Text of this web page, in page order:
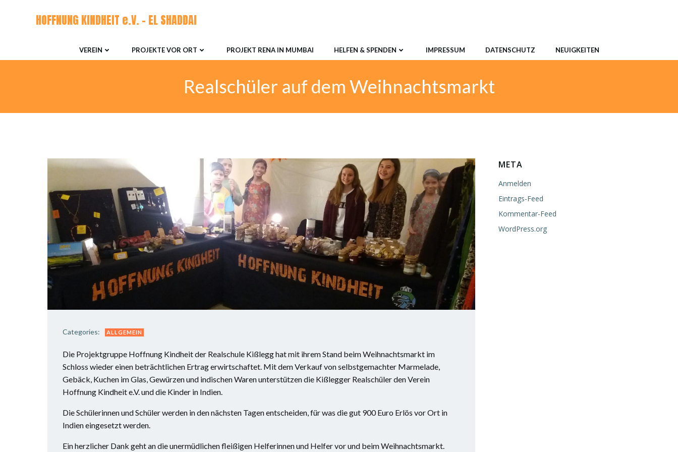
HOFFNUNG KINDHEIT e.V. - EL SHADDAI
VEREIN PROJEKTE VOR ORT PROJEKT RENA IN MUMBAI HELFEN & SPENDEN IMPRESSUM DATENSCHUTZ NEUIGKEITEN
Realschüler auf dem Weihnachtsmarkt
Categories: ALLGEMEIN
Die Projektgruppe Hoffnung Kindheit der Realschule Kißlegg hat mit ihrem Stand beim Weihnachtsmarkt im
Schloss wieder einen beträchtlichen Ertrag erwirtschaftet. Mit dem Verkauf von selbstgemachter Marmelade,
Gebäck, Kuchen im Glas, Gewürzen und indischen Waren unterstützen die Kißlegger Realschüler den Verein
Hoffnung Kindheit e.V. und die Kinder in Indien.
Die Schülerinnen und Schüler werden in den nächsten Tagen entscheiden, für was die gut 900 Euro Erlös vor Ort in
Indien eingesetzt werden.
Ein herzlicher Dank geht an die unermüdlichen fleißigen Helferinnen und Helfer vor und beim Weihnachtsmarkt.
META
Anmelden
Eintrags-Feed
Kommentar-Feed
WordPress.org